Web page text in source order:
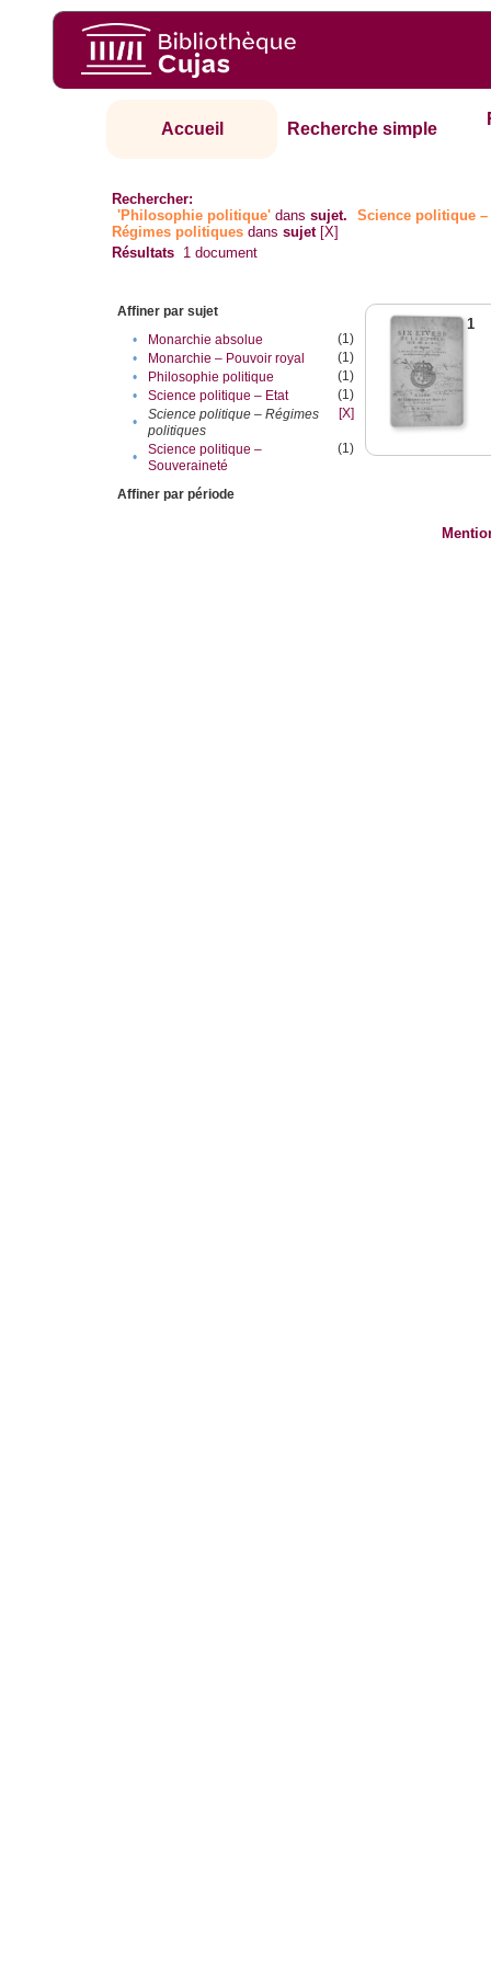
Accueil Recherche simple
Rechercher:
'Philosophie politique' danssujet.
Science politique –
Régimes politiques danssujet [X]
Résultats 1 document
Affiner par sujet
•
Monarchie absolue
(1)
•
Monarchie – Pouvoir royal
(1)
•
Philosophie politique
(1)
•
Science politique – Etat
(1)
•
Science politique – Régimes
politiques
[X]
•
Science politique –
Souveraineté
(1)
Affiner par période
1